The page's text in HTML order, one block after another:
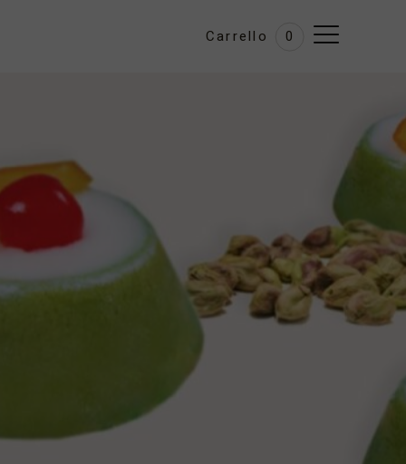
Carrello 0